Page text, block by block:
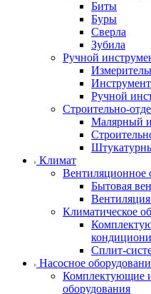
Биты
Буры
Сверла
Зубила
Ручной
Ручной
Строительно-
Малярный
Климат
Вентиляционное
Бытовая
Климатическое
Сплит-
Насосное
Комплектующие и
оборудования